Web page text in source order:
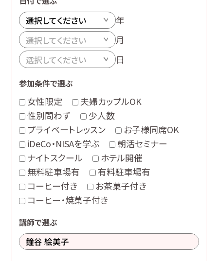
年
月
日
参加条件で選ぶ
女性限定
夫婦カップルOK
性別問わず
少人数
プライベートレッスン
お子様同席OK
iDeCo・NISAを学ぶ
朝活セミナー
ナイトスクール
ホテル開催
無料駐車場有
有料駐車場有
コーヒー付き
お茶菓子付き
コーヒー・焼菓子付き
講師で選ぶ